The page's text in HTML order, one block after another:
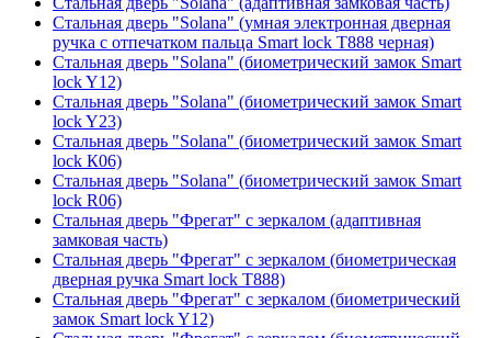
Стальная дверь "Solana" (умная электронная дверная
ручка с отпечатком пальца Smart lock T888 черная)
Стальная дверь "Solana" (биометрический замок Smart
lock Y12)
Стальная дверь "Solana" (биометрический замок Smart
lock Y23)
Стальная дверь "Solana" (биометрический замок Smart
lock К06)
Стальная дверь "Solana" (биометрический замок Smart
lock R06)
Стальная дверь "Фрегат" с зеркалом (адаптивная
замковая часть)
Стальная дверь "Фрегат" с зеркалом (биометрическая
дверная ручка Smart lock T888)
Стальная дверь "Фрегат" с зеркалом (биометрический
замок Smart lock Y12)